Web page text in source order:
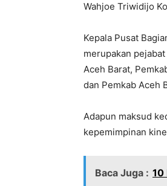
Wahjoe Triwidijo
Kepala Pusat
merupakan
Aceh Barat,
dan Pemkab Aceh
Adapun maksud
kepemimpinan
Baca Juga : 10